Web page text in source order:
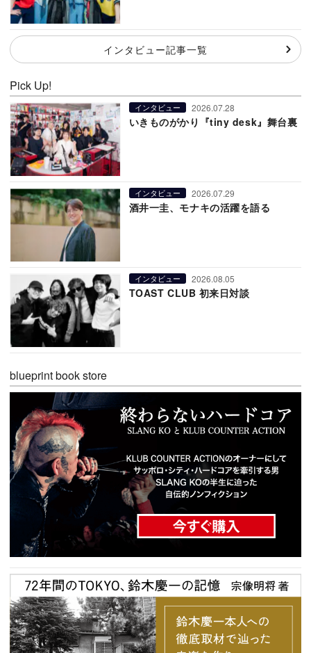
インタビュー記事一覧
Pick Up!
インタビュー 2026.07.28
いきものがかり『tiny desk』舞台裏
インタビュー 2026.07.29
酒井一圭、モナキの活躍を語る
インタビュー 2026.08.05
TOAST CLUB 初来日対談
blueprint book store